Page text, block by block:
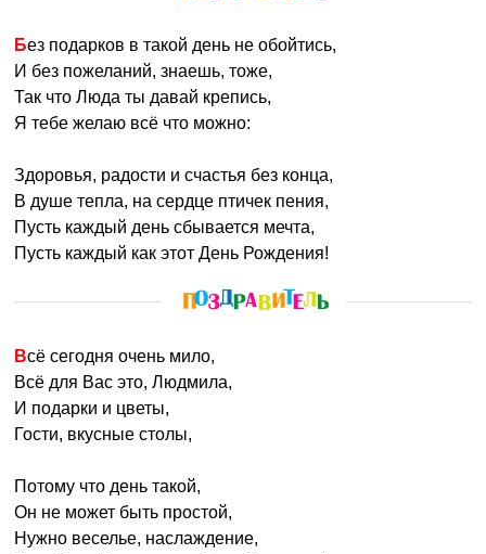
Без подарков в такой день не обойтись,
И без пожеланий, знаешь, тоже,
Так что Люда ты давай крепись,
Я тебе желаю всё что можно:
Здоровья, радости и счастья без конца,
В душе тепла, на сердце птичек пения,
Пусть каждый день сбывается мечта,
Пусть каждый как этот День Рождения!
Всё сегодня очень мило,
Всё для Вас это, Людмила,
И подарки и цветы,
Гости, вкусные столы,
Потому что день такой,
Он не может быть простой,
Нужно веселье, наслаждение,